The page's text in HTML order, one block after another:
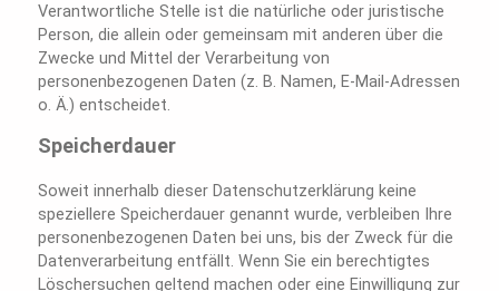
Verantwortliche Stelle ist die natürliche oder juristische
Person, die allein oder gemeinsam mit anderen über die
Zwecke und Mittel der Verarbeitung von
personenbezogenen Daten (z. B. Namen, E-Mail-Adressen
o. Ä.) entscheidet.
Speicherdauer
Soweit innerhalb dieser Datenschutzerklärung keine
speziellere Speicherdauer genannt wurde, verbleiben Ihre
personenbezogenen Daten bei uns, bis der Zweck für die
Datenverarbeitung entfällt. Wenn Sie ein berechtigtes
Löschersuchen geltend machen oder eine Einwilligung zur